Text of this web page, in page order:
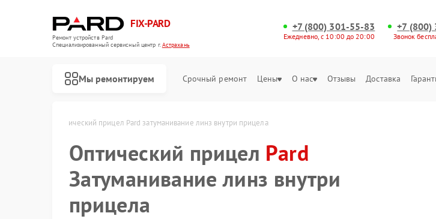
FIX-PARD
Ремонт устройств Pard
Специализированный cервисный центр г.Астрахань
+7 (800) 301-55-83
Ежедневно, с 10:00 до 20:00
+7 (800)
Звонок
Мы ремонтируем Срочный ремонт Цены О нас Отзывы Доставка
Оптический прицел Pard затуманивание линз внутри прицела
Оптический прицел Pard
Затуманивание линз внутри
прицела